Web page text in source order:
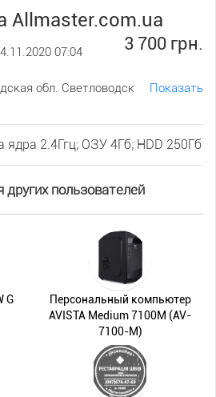
Allmaster.com.ua
3 700 грн.
07:04
обл. Светловодск
Показать
ядра 2.4Ггц; ОЗУ 4Гб; HDD 250Гб
других пользователей
G
Персональный компьютер
AVISTA Medium 7100M (AV-
7100-M)